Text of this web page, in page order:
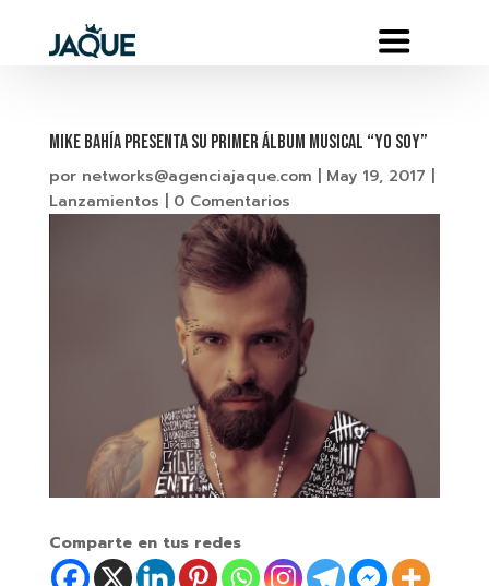
MIKE BAHÍA Presenta su primer álbum musical “YO SOY”
por networks@agenciajaque.com May 19, 2017
Lanzamientos
0 Comentarios
Comparte en tus redes